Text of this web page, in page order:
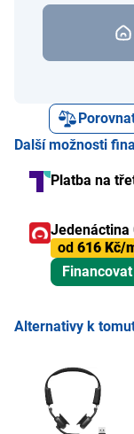
Další možnosti
Platba na
Jedenáctina
od 616 Kč/
Financovat
Alternativy k